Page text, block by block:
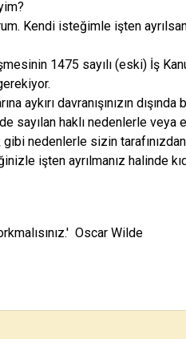
Kendi isteğimle işten
1475 sayılı (eski) İş
aykırı davranışınızın
sayılan haklı nedenlerle
gibi nedenlerle sizin
işten ayrılmanız halinde
Oscar Wilde